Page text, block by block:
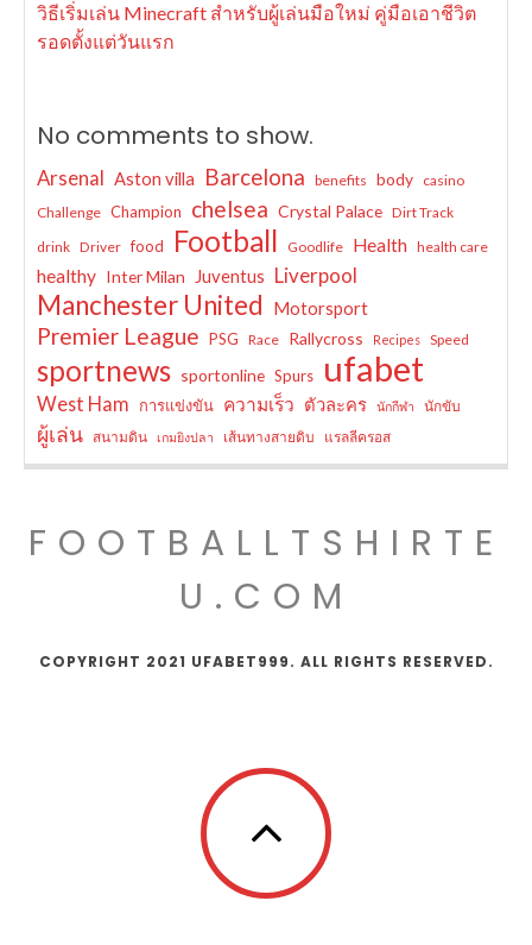
วิธีเริ่มเล่น Minecraft สำหรับผู้เล่นมือใหม่ คู่มือเอาชีวิต
รอดตั้งแต่วันแรก
No comments to show.
Arsenal Aston villa Barcelona benefits body casino
Challenge Champion chelsea Crystal Palace Dirt Track
drink Driver food Football Goodlife Health health care
healthy Inter Milan Juventus Liverpool
Manchester United Motorsport
Premier League PSG Race Rallycross Recipes Speed
sportnews sportonline Spurs ufabet
West Ham การแข่งขัน ความเร็ว ตัวละคร นักกีฬา นักขับ
ผู้เล่น สนามดิน เกมยิงปลา เส้นทางสายดิบ แรลลีครอส
FOOTBALLTSHIRTE
U.COM
COPYRIGHT 2021 UFABET999. ALL RIGHTS RESERVED.